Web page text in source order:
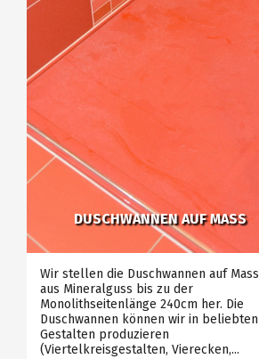
DUSCHWANNEN AUF MASS
Wir stellen die Duschwannen auf Mass
aus Mineralguss bis zu der
Monolithseitenlänge 240cm her. Die
Duschwannen können wir in beliebten
Gestalten produzieren
(Viertelkreisgestalten, Vierecken,...